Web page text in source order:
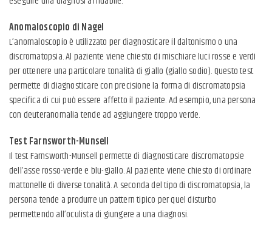
Anomaloscopio di Nagel
L’anomaloscopio è utilizzato per diagnosticare il daltonismo o una
discromatopsia. Al paziente viene chiesto di mischiare luci rosse e verdi
per ottenere una particolare tonalità di giallo (giallo sodio). Questo test
permette di diagnosticare con precisione la forma di discromatopsia
specifica di cui può essere affetto il paziente. Ad esempio, una persona
con deuteranomalia tende ad aggiungere troppo verde.
Test Farnsworth-Munsell
Il test Farnsworth-Munsell permette di diagnosticare discromatopsie
dell’asse rosso-verde e blu-giallo. Al paziente viene chiesto di ordinare
mattonelle di diverse tonalità. A seconda del tipo di discromatopsia, la
persona tende a produrre un pattern tipico per quel disturbo
permettendo all’oculista di giungere a una diagnosi.